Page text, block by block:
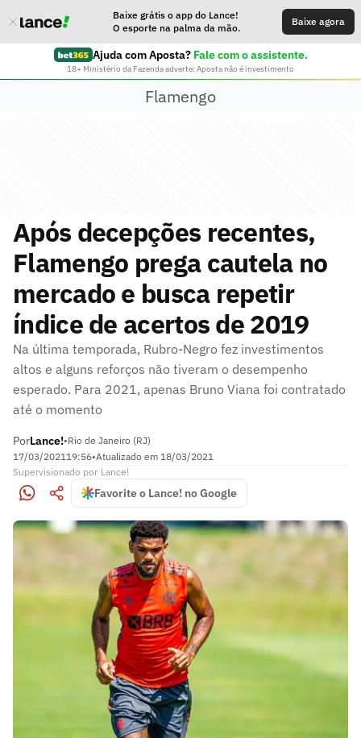
Baixe grátis o app do Lance!
O esporte na palma da mão.
Baixe agora
Ajuda com Aposta? Fale com o assistente.
18+ Ministério da Fazenda adverte: Aposta não é investimento
Flamengo
Após decepções recentes,
Flamengo prega cautela no
mercado e busca repetir
índice de acertos de 2019
Na última temporada, Rubro-Negro fez investimentos
altos e alguns reforços não tiveram o desempenho
esperado. Para 2021, apenas Bruno Viana foi contratado
até o momento
PorLance!•Rio de Janeiro (RJ)
17/03/202119:56•Atualizado em 18/03/2021
Supervisionado por Lance!
Favorite o Lance! no Google